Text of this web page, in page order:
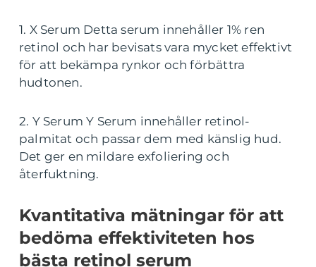
1. X Serum Detta serum innehåller 1% ren
retinol och har bevisats vara mycket effektivt
för att bekämpa rynkor och förbättra
hudtonen.
2. Y Serum Y Serum innehåller retinol-
palmitat och passar dem med känslig hud.
Det ger en mildare exfoliering och
återfuktning.
Kvantitativa mätningar för att
bedöma effektiviteten hos
bästa retinol serum